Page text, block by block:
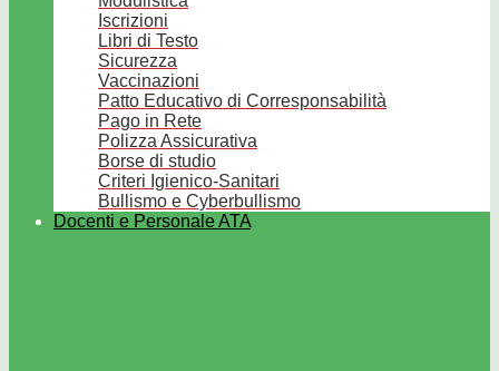
Iscrizioni
Libri di Testo
Sicurezza
Vaccinazioni
Patto Educativo di Corresponsabilità
Pago in Rete
Polizza Assicurativa
Borse di studio
Criteri Igienico-Sanitari
Bullismo e Cyberbullismo
Docenti e Personale ATA